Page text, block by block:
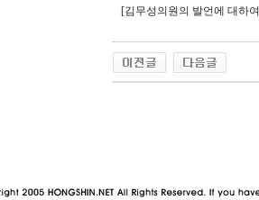
[김무성의원의 발언에 대하